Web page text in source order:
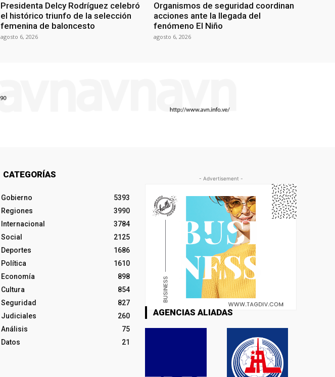
Presidenta Delcy Rodríguez celebró
el histórico triunfo de la selección
femenina de baloncesto
agosto 6, 2026
Organismos de seguridad coordinan
acciones ante la llegada del
fenómeno El Niño
agosto 6, 2026
CATEGORÍAS
Gobierno
5393
Regiones
3990
Internacional
3784
Social
2125
Deportes
1686
Política
1610
Economía
898
Cultura
854
Seguridad
827
Judiciales
260
Análisis
75
Datos
21
- Advertisement -
AGENCIAS ALIADAS